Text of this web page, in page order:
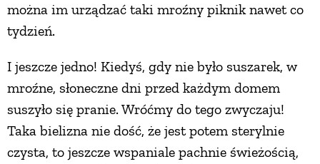
można im urządzać taki mroźny piknik nawet co
tydzień.
I jeszcze jedno! Kiedyś, gdy nie było suszarek, w
mroźne, słoneczne dni przed każdym domem
suszyło się pranie. Wróćmy do tego zwyczaju!
Taka bielizna nie dość, że jest potem sterylnie
czysta, to jeszcze wspaniale pachnie świeżością,